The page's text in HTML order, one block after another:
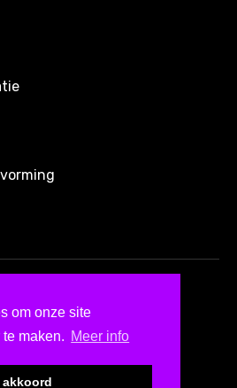
om onze site
maken. Meer info
akkoord